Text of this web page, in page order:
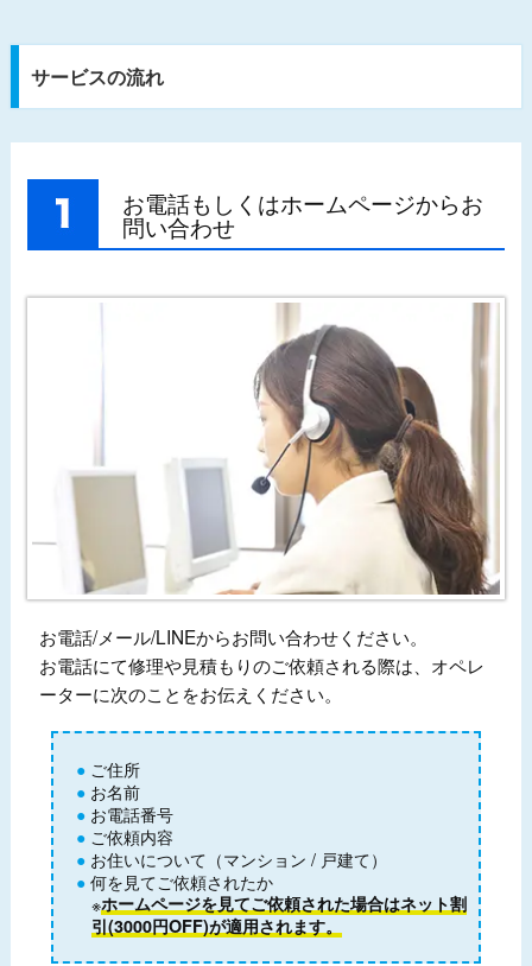
サービスの流れ
お電話もしくはホームページからお
問い合わせ
お電話/メール/LINEからお問い合わせください。
お電話にて修理や見積もりのご依頼される際は、オペレ
ーターに次のことをお伝えください。
ご住所
お名前
お電話番号
ご依頼内容
お住いについて（マンション / 戸建て）
何を見てご依頼されたか
※ホームページを見てご依頼された場合はネット割
引(3000円OFF)が適用されます。